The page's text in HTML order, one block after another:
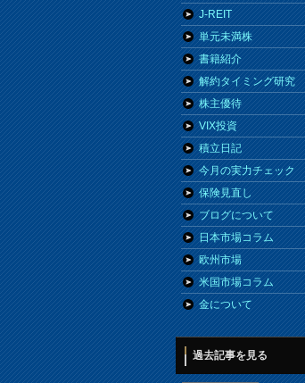
J-REIT
単元未満株
書籍紹介
解約タイミング研究
株主優待
VIX投資
積立日記
今月の実力チェック
保険見直し
ブログについて
日本市場コラム
欧州市場
米国市場コラム
金について
過去記事を見る